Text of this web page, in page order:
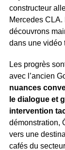
constructeur
Mercedes
découvrons
dans une vidéo
Les progrès
avec l’ancien
nuances
le dialogue et
intervention
démonstration,
vers une
cafés du